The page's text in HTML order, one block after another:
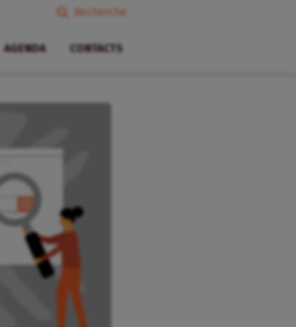
Recherche
AGENDA CONTACTS